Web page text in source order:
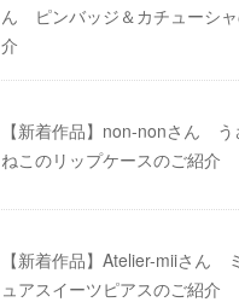
ん ピンバッジ＆カチューシ
介
【新着作品】non-nonさん う
ねこのリップケースのご紹介
【新着作品】Atelier-miiさん
ュアスイーツピアスのご紹介